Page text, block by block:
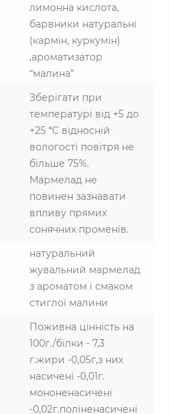
лимонна кислота,
барвники натуральні
(кармін, куркумін)
,ароматизатор
“малина”
Зберігати при
температурі від +5 до
+25 *С відносній
вологості повітря не
більше 75%.
Мармелад не
повинен зазнавати
впливу прямих
сонячних променів.
натуральний
жувальний мармелад
з ароматом і смаком
стиглої малини
Поживна цінність на
100г./білки - 7,3
г.жири -0,05г,з них
насичені -0,01г.
мононенасичені
-0,02г.поліненасичені